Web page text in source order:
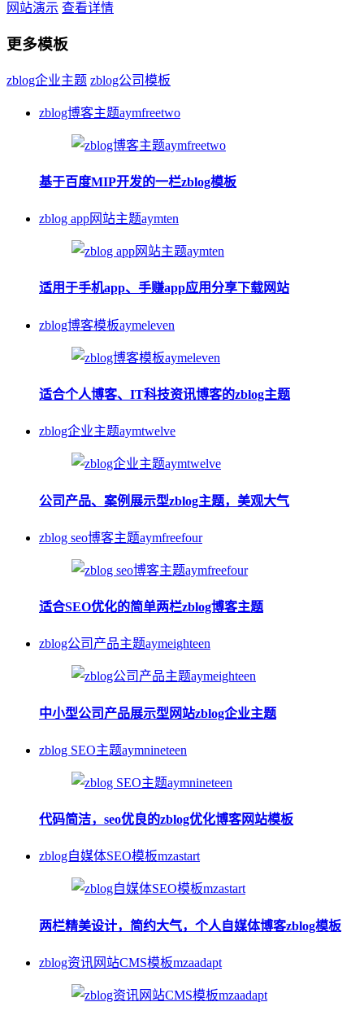
网站演示 查看详情
更多模板
zblog企业主题 zblog公司模板
zblog博客主题aymfreetwo
基于百度MIP开发的一栏zblog模板
zblog app网站主题aymten
适用于手机app、手赚app应用分享下载网站
zblog博客模板aymeleven
适合个人博客、IT科技资讯博客的zblog主题
zblog企业主题aymtwelve
公司产品、案例展示型zblog主题，美观大气
zblog seo博客主题aymfreefour
适合SEO优化的简单两栏zblog博客主题
zblog公司产品主题aymeighteen
中小型公司产品展示型网站zblog企业主题
zblog SEO主题aymnineteen
代码简洁，seo优良的zblog优化博客网站模板
zblog自媒体SEO模板mzastart
两栏精美设计，简约大气，个人自媒体博客zblog模板
zblog资讯网站CMS模板mzaadapt